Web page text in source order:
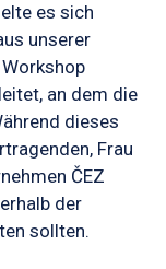
es sich
unserer
Workshop
an dem die
dieses
Frau
ČEZ
der
sollten.